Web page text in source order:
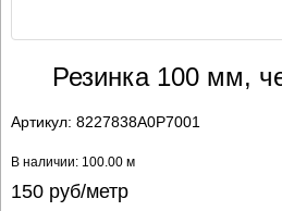
Резинка 100 мм,
Артикул: 8227838A0P7001
В наличии: 100.00 м
150руб/метр